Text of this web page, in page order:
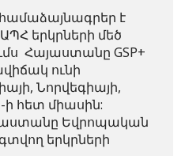
է
երկրների մեծ
Հայաստանը GSP+
ունի
Նորվեգիայի,
ի հետ միասին:
Եվրոպական
երկրների